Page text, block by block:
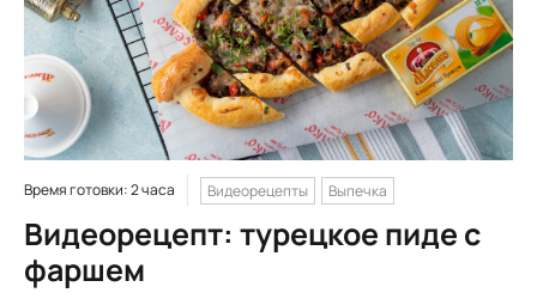
Время готовки: 2 часа Видеорецепты Выпечка
Видеорецепт: турецкое пиде с
фаршем